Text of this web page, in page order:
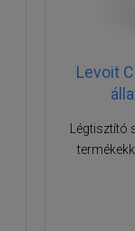
Levoit